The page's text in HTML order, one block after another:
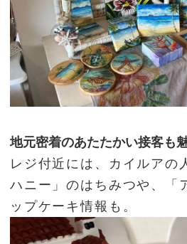
地元密着のあたたかい接客も
レジ付近には、カイルアの
ハニー」のはちみつや、「
ップケーキ情報も。